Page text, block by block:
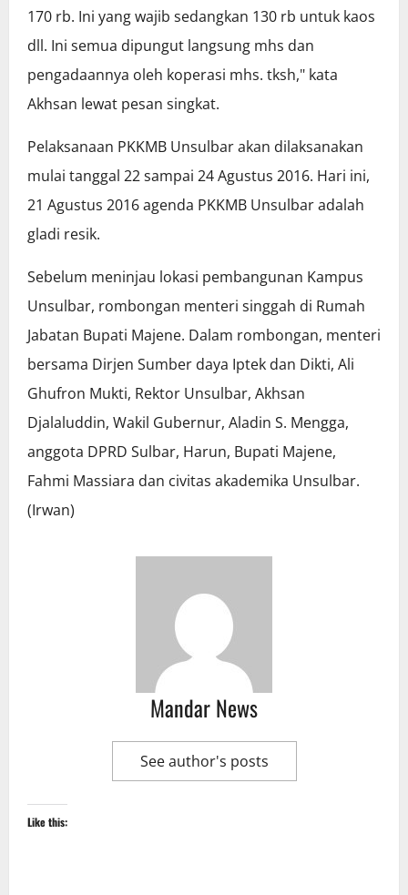
170 rb. Ini yang wajib sedangkan 130 rb untuk kaos
dll. Ini semua dipungut langsung mhs dan
pengadaannya oleh koperasi mhs. tksh," kata
Akhsan lewat pesan singkat.
Pelaksanaan PKKMB Unsulbar akan dilaksanakan
mulai tanggal 22 sampai 24 Agustus 2016. Hari ini,
21 Agustus 2016 agenda PKKMB Unsulbar adalah
gladi resik.
Sebelum meninjau lokasi pembangunan Kampus
Unsulbar, rombongan menteri singgah di Rumah
Jabatan Bupati Majene. Dalam rombongan, menteri
bersama Dirjen Sumber daya Iptek dan Dikti, Ali
Ghufron Mukti, Rektor Unsulbar, Akhsan
Djalaluddin, Wakil Gubernur, Aladin S. Mengga,
anggota DPRD Sulbar, Harun, Bupati Majene,
Fahmi Massiara dan civitas akademika Unsulbar.
(Irwan)
Mandar News
See author's posts
Like this: